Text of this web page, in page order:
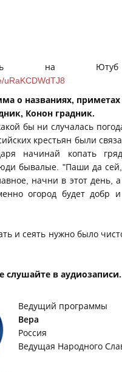
на Ютуб
uRaKCDWdTJ8
о названиях, приметах
Конон градник.
бы ни случалась
крестьян были
начинай копать
бывалые. "Паши да
начни в этот день,
огород будет добр
и сеять нужно было
слушайте в
Ведущий программы
Вера
Россия
Ведущая Народного